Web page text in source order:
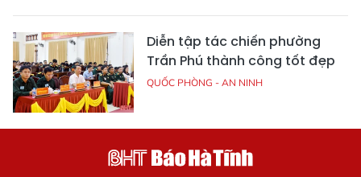
Diễn tập tác chiến phường
Trần Phú thành công tốt đẹp
QUỐC PHÒNG - AN NINH